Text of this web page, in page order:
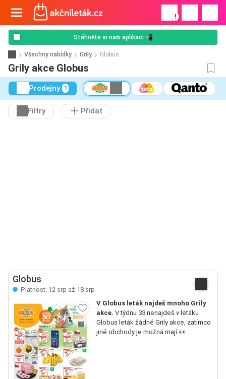
!
Stáhněte si naši aplikaci 📲
Všechny nabídky Grily Globus
Grily akce Globus
Prodejny 1
Filtry Přidat
Globus
Platnost: 12 srp až 18 srp
V Globus leták najdeš mnoho Grily
akce. V týdnu 33 nenajdeš v letáku
Globus leták žádné Grily akce, zatímco
jiné obchody je možná mají.👀